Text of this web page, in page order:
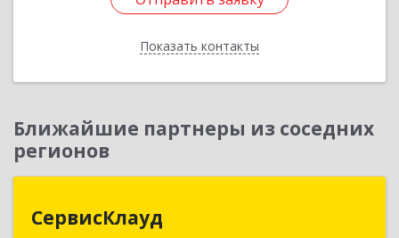
Показать контакты
Назад
Ближайшие партнеры из соседних
регионов
СервисКлауд